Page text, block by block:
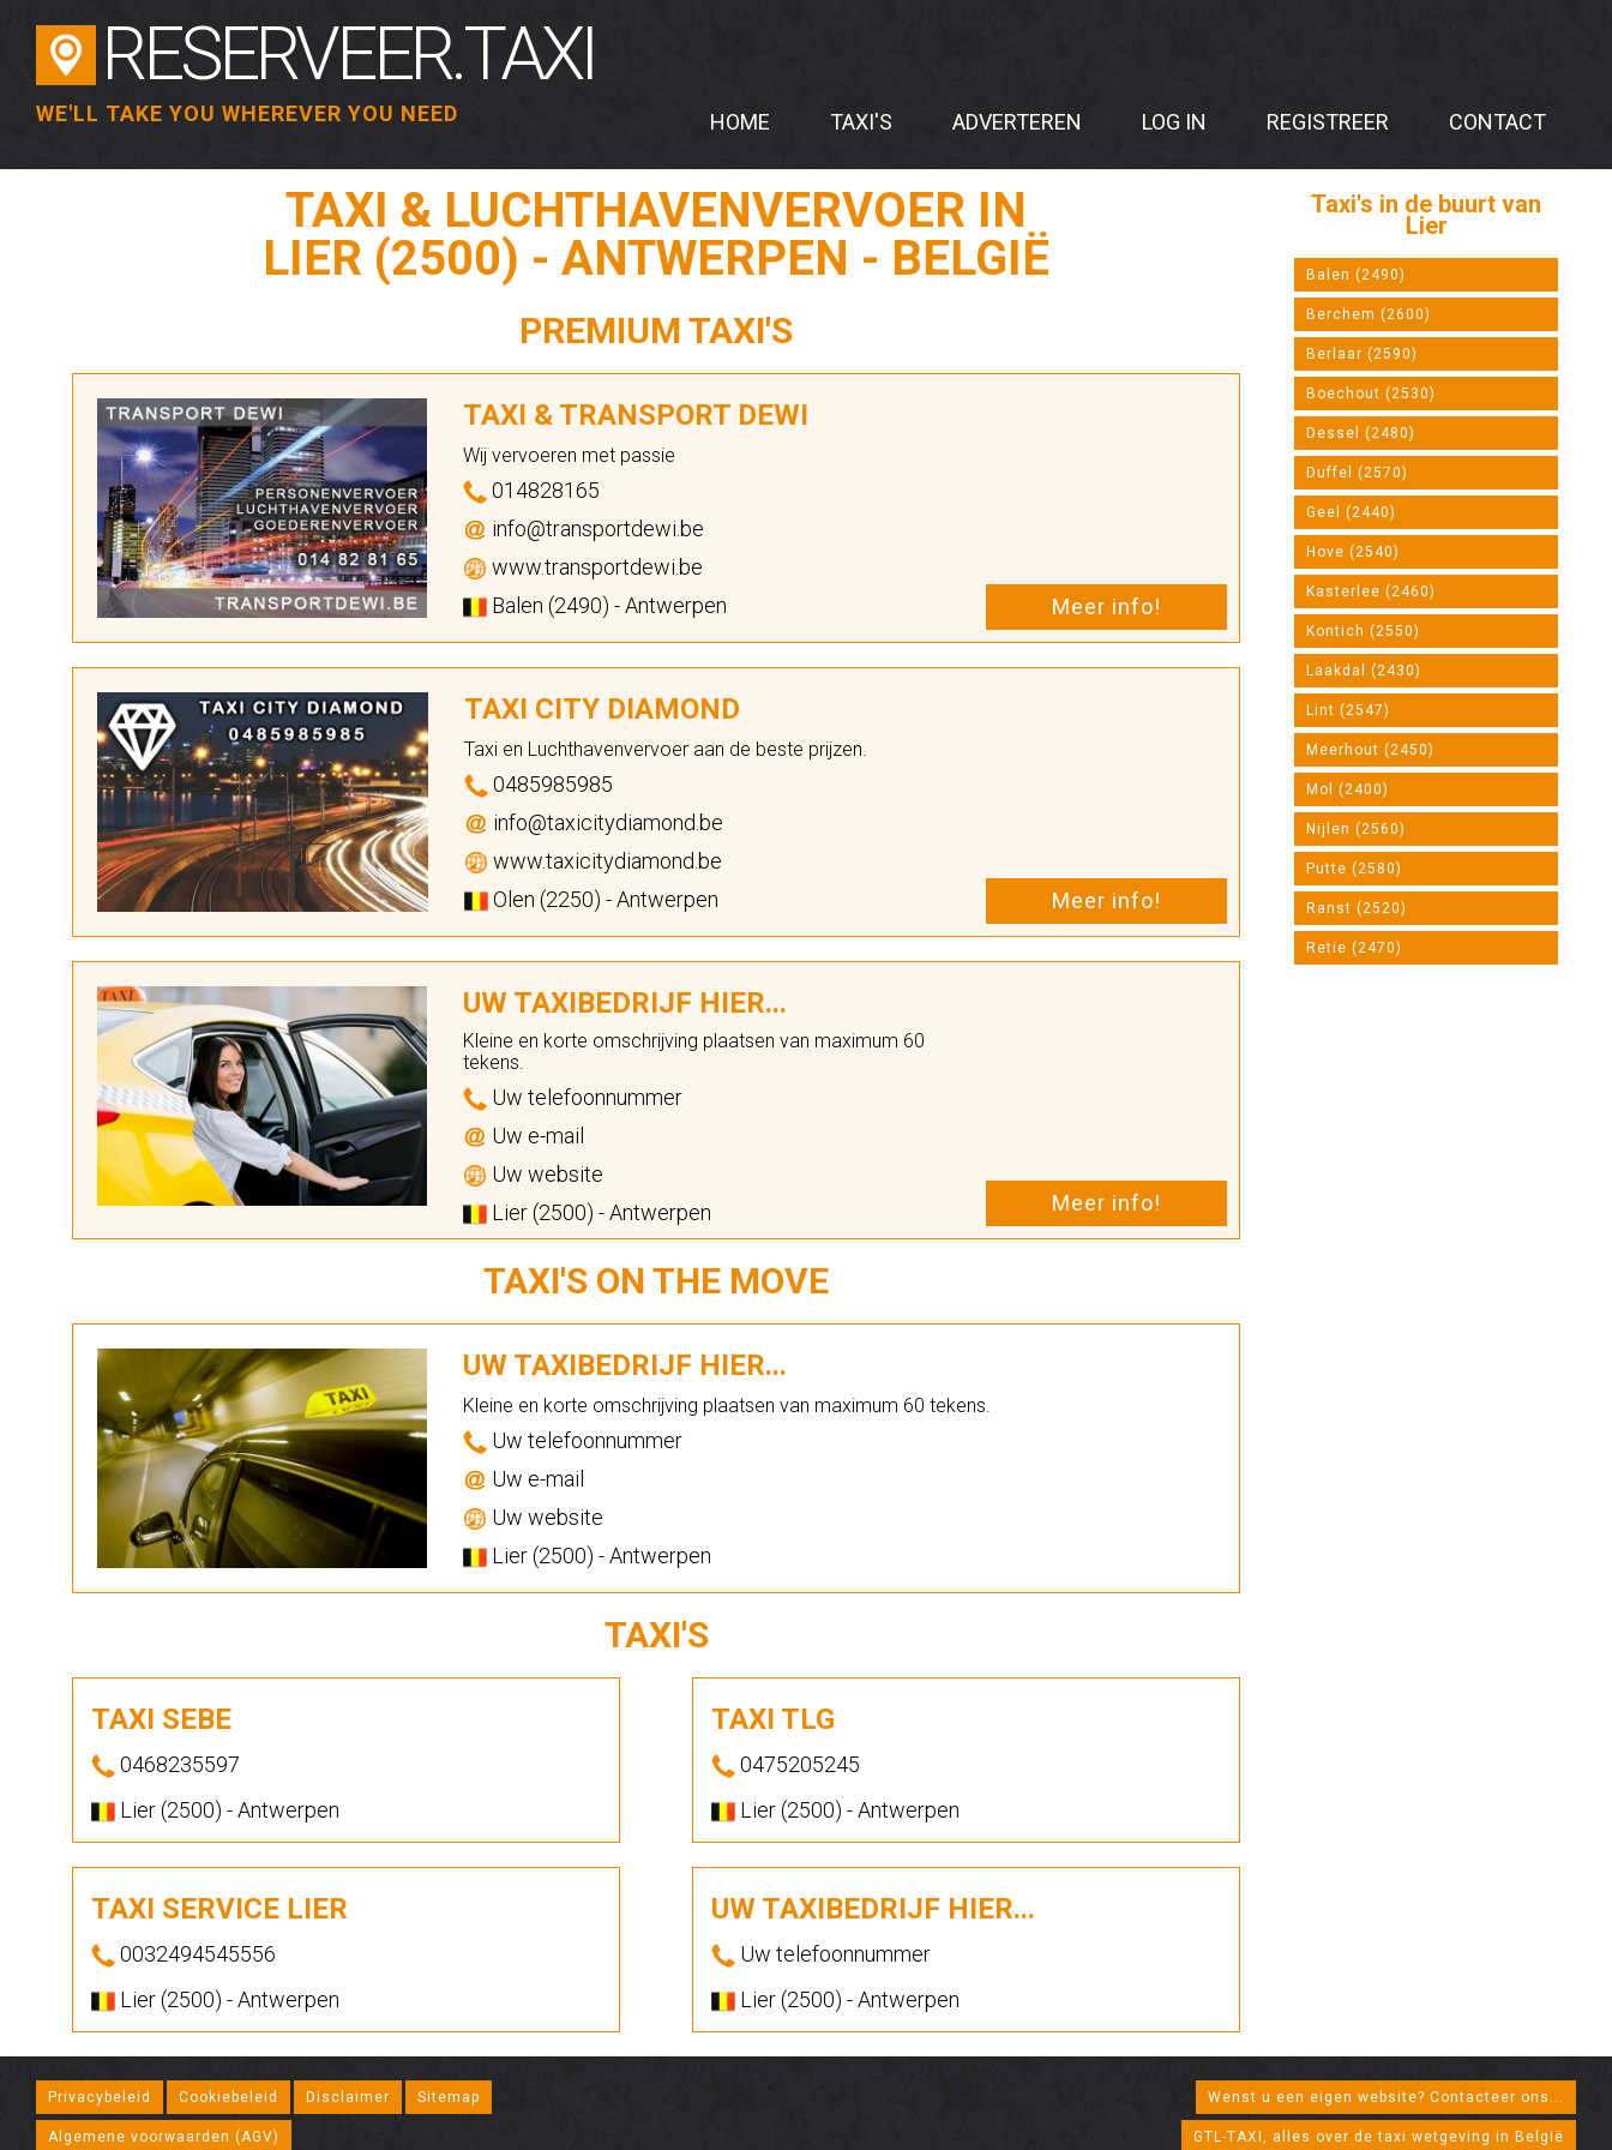
RESERVEER.TAXI
WE'LL TAKE YOU WHEREVER YOU NEED HOME TAXI'S ADVERTEREN LOG IN REGISTREER CONTACT
TAXI & LUCHTHAVENVERVOER IN
LIER (2500) - ANTWERPEN - BELGIË
PREMIUM TAXI'S
TAXI & TRANSPORT DEWI
Wij vervoeren met passie
014828165
info@transportdewi.be
www.transportdewi.be
Balen (2490) - Antwerpen
Meer info!
TAXI CITY DIAMOND
Taxi en Luchthavenvervoer aan de beste prijzen.
0485985985
info@taxicitydiamond.be
www.taxicitydiamond.be
Olen (2250) - Antwerpen
Meer info!
UW TAXIBEDRIJF HIER...
Kleine en korte omschrijving plaatsen van maximum 60
tekens.
Uw telefoonnummer
Uw e-mail
Uw website
Lier (2500) - Antwerpen
Meer info!
TAXI'S ON THE MOVE
UW TAXIBEDRIJF HIER...
Kleine en korte omschrijving plaatsen van maximum 60 tekens.
Uw telefoonnummer
Uw e-mail
Uw website
Lier (2500) - Antwerpen
TAXI'S
TAXI SEBE
0468235597
Lier (2500) - Antwerpen
TAXI TLG
0475205245
Lier (2500) - Antwerpen
TAXI SERVICE LIER
0032494545556
Lier (2500) - Antwerpen
UW TAXIBEDRIJF HIER...
Uw telefoonnummer
Lier (2500) - Antwerpen
Taxi's in de buurt van
Lier
Balen (2490)
Berchem (2600)
Berlaar (2590)
Boechout (2530)
Dessel (2480)
Duffel (2570)
Geel (2440)
Hove (2540)
Kasterlee (2460)
Kontich (2550)
Laakdal (2430)
Lint (2547)
Meerhout (2450)
Mol (2400)
Nijlen (2560)
Putte (2580)
Ranst (2520)
Retie (2470)
Privacybeleid Cookiebeleid Disclaimer Sitemap
Algemene voorwaarden (AGV)
Wenst u een eigen website? Contacteer ons...
GTL-TAXI, alles over de taxi wetgeving in België